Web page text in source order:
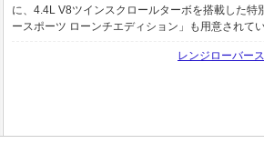
に、4.4L V8ツインスクロールターボを搭載した特
ースポーツ ローンチエディション」も用意されて
レンジローバー